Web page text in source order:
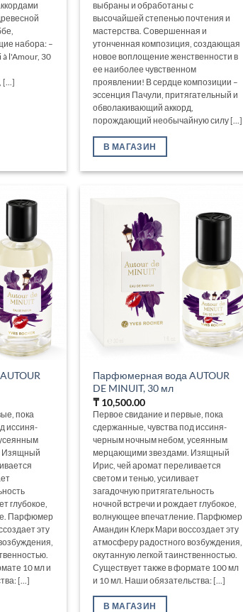
набора: –
l'Amour, 30
выбраны и обработаны с
высочайшей степенью почтения и
мастерства. Совершенная и
утонченная композиция, создающая
новое воплощение женственности в
ее наиболее чувственном
проявлении! В сердце композиции –
эссенция Пачули, притягательный и
обволакивающий аккорд,
порождающий необычайную силу [...]
В МАГАЗИН
пока
иссиня-
Изящный
глубокое,
Парфюмер
эту
10 мл и
[...]
Парфюмерная вода AUTOUR
DE MINUIT, 30 мл
₸10,500.00
Первое свидание и первые, пока
сдержанные, чувства под иссиня-
черным ночным небом, усеянным
мерцающими звездами. Изящный
Ирис, чей аромат переливается
светом и тенью, усиливает
загадочную притягательность
ночной встречи и рождает глубокое,
волнующее впечатление. Парфюмер
Амандин Клерк Мари воссоздает эту
атмосферу радостного возбуждения,
окутанную легкой таинственностью.
Существует также в формате 100 мл
и 10 мл. Наши обязательства: [...]
В МАГАЗИН